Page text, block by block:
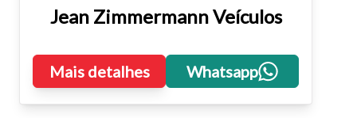
Jean Zimmermann Veículos
Mais detalhes Whatsapp